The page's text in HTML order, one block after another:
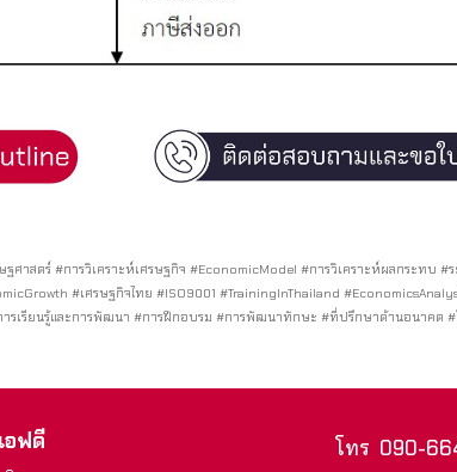
ศาสตร์ #การวิเคราะห์เศรษฐกิจ #EconomicModel #การวิเคราะห์ผลกระทบ
#เศรษฐกิจไทย #ISO9001 #TrainingInThailand
เรียนรู้และการพัฒนา #การฝึกอบรม #การพัฒนาทักษะ #ที่ปรึกษาด้านอนาคต
อฟดี โทร 090-